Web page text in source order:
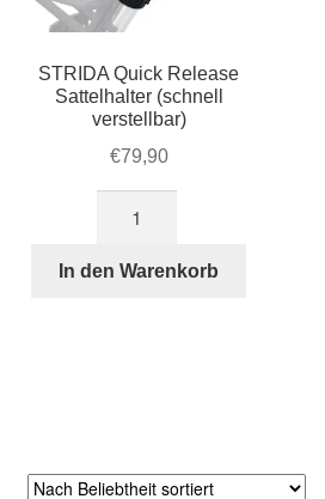
STRIDA Quick Release
Sattelhalter (schnell
verstellbar)
€79,90
Release
In den Warenkorb